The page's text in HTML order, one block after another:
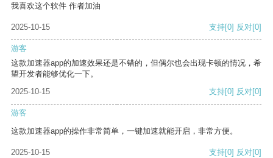
我喜欢这个软件 作者加油
2025-10-15 支持[0] 反对[0]
游客
这款加速器app的加速效果还是不错的，但偶尔也会出现卡顿的情况，希
望开发者能够优化一下。
2025-10-15
支持[0] 反对[0]
游客
这款加速器app的操作非常简单，一键加速就能开启，非常方便。
2025-10-15 支持[0] 反对[0]